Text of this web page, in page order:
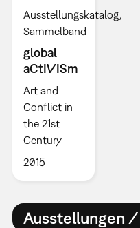
Ausstellungskatalog
Sammelband
global
aCtIVISm
Art and
Conflict in
the 21st
Century
2015
Ausstellungen